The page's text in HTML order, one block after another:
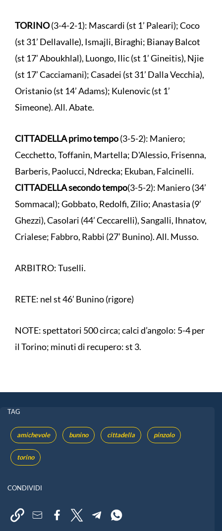
TORINO(3-4-2-1): Mascardi (st 1’ Paleari); Coco
(st 31’ Dellavalle), Ismajli, Biraghi; Bianay Balcot
(st 17’ Aboukhlal), Luongo, Ilic (st 1’ Gineitis), Njie
(st 17’ Cacciamani); Casadei (st 31’ Dalla Vecchia),
Oristanio (st 14’ Adams); Kulenovic (st 1’
Simeone). All. Abate.
CITTADELLA primo tempo(3-5-2): Maniero;
Cecchetto, Toffanin, Martella; D'Alessio, Frisenna,
Barberis, Paolucci, Ndrecka; Ekuban, Falcinelli.
CITTADELLA secondo tempo(3-5-2): Maniero (34’
Sommacal); Gobbato, Redolfi, Zilio; Anastasia (9’
Ghezzi), Casolari (44’ Ceccarelli), Sangalli, Ihnatov,
Crialese; Fabbro, Rabbi (27’ Bunino). All. Musso.
ARBITRO: Tuselli.
RETE: nel st 46’ Bunino (rigore)
NOTE: spettatori 500 circa; calci d’angolo: 5-4 per
il Torino; minuti di recupero: st 3.
TAG
amichevole bunino cittadella pinzolo
torino
CONDIVIDI